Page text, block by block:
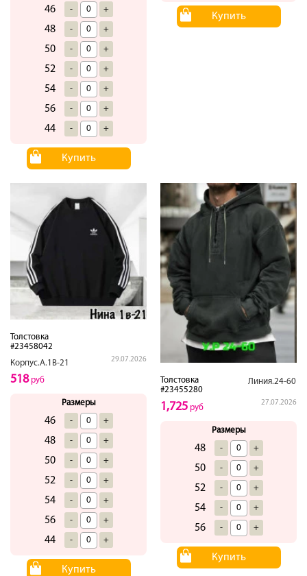
46 - +
48 - +
50 - +
52 - +
54 - +
56 - +
44 - +
Купить
Купить
Толстовка
#23458042
Корпус.А.1В-21
29.07.2026
518руб
Размеры
46 - +
48 - +
50 - +
52 - +
54 - +
56 - +
44 - +
Купить
Толстовка
#23455280
Линия.24-60
27.07.2026
1,725 руб
Размеры
48 - +
50 - +
52 - +
54 - +
56 - +
Купить